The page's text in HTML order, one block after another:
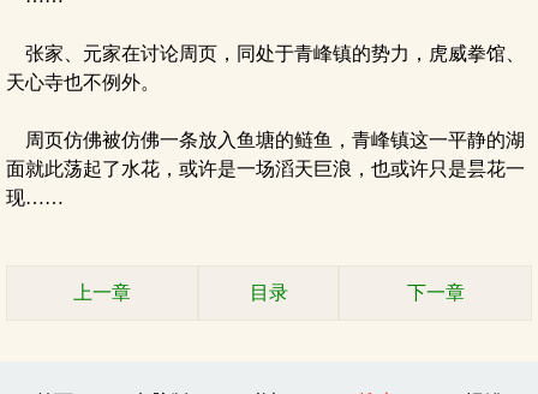
张家、元家在讨论周页，同处于青峰镇的势力，虎威拳馆、
天心寺也不例外。
周页仿佛被仿佛一条放入鱼塘的鲢鱼，青峰镇这一平静的湖
面就此荡起了水花，或许是一场滔天巨浪，也或许只是昙花一
现……
上一章 目录 下一章